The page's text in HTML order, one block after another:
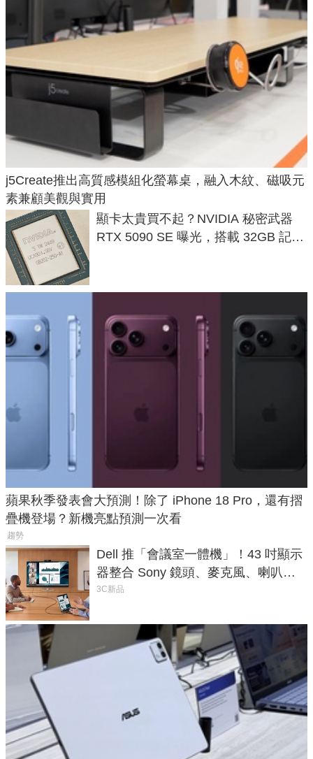
j5Create推出高質感模組化螢幕桌，融入木紋、磁吸元
素兼顧美觀與實用
顯卡太貴買不起？NVIDIA 秘密武器
RTX 5090 SE 曝光，搭載 32GB 記憶
蘋果秋季發表會大預測！除了 iPhone 18 Pro，還有摺
疊機登場？新機亮點預測一次看
趨勢
Dell 推「會議室一體機」！43 吋顯示
器整合 Sony 鏡頭、麥克風、喇叭，
一條 USB-C 就能開會
3C新品